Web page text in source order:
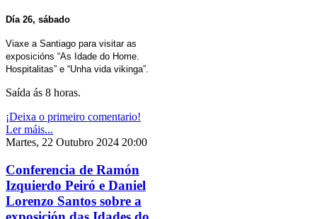
Día 26, sábado
Viaxe a Santiago para visitar as
exposicións “As Idade do Home.
Hospitalitas” e “Unha vida vikinga”.
Saída ás 8 horas.
¡Deixa o primeiro comentario!
Ler máis...
Martes, 22 Outubro 2024 20:00
Conferencia de Ramón
Izquierdo Peiró e Daniel
Lorenzo Santos sobre a